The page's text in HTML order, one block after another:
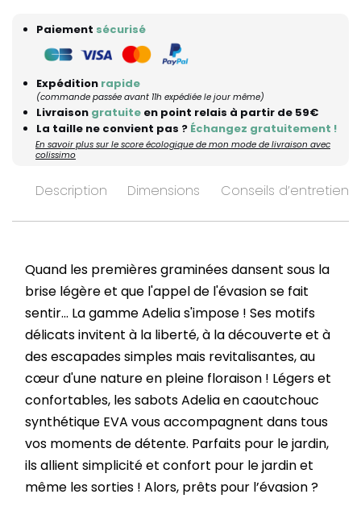
Paiement sécurisé
Expédition rapide
(commande passée avant 11h expédiée le jour même)
Livraison gratuite en point relais à partir de 59€
La taille ne convient pas ? Échangez gratuitement !
En savoir plus sur le score écologique de mon mode de livraison avec
colissimo
Description Dimensions Conseils d’entretien
Quand les premières graminées dansent sous la
brise légère et que l'appel de l'évasion se fait
sentir... La gamme Adelia s'impose ! Ses motifs
délicats invitent à la liberté, à la découverte et à
des escapades simples mais revitalisantes, au
cœur d'une nature en pleine floraison ! Légers et
confortables, les sabots Adelia en caoutchouc
synthétique EVA vous accompagnent dans tous
vos moments de détente. Parfaits pour le jardin,
ils allient simplicité et confort pour le jardin et
même les sorties ! Alors, prêts pour l’évasion ?